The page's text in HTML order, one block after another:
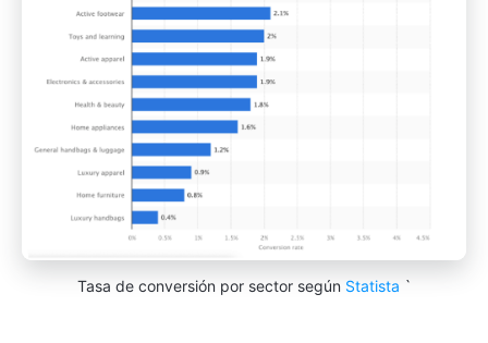
Tasa de conversión por sector según Statista `